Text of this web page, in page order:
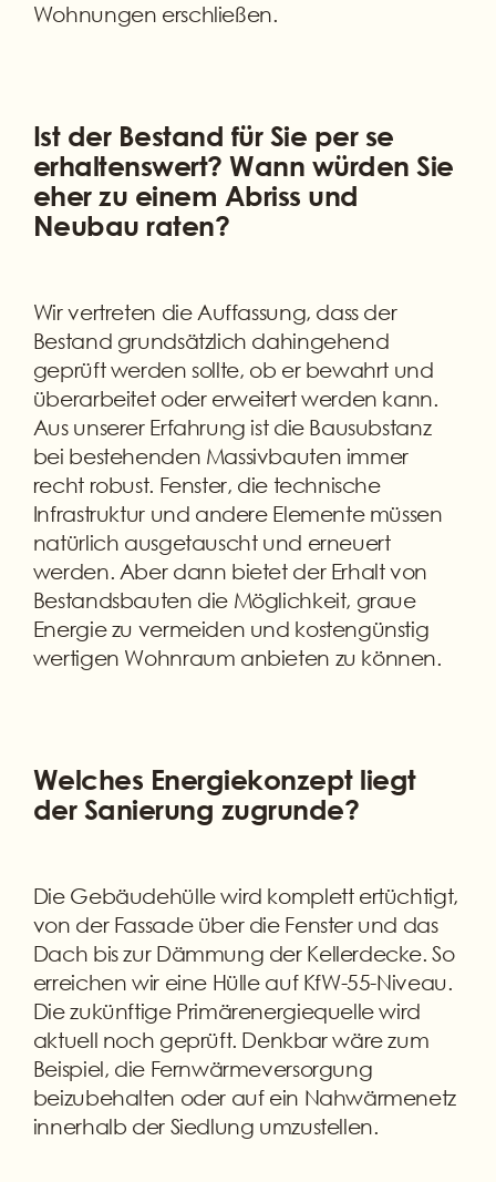
Wohnungen erschließen.
Ist der Bestand für Sie per se
erhaltenswert? Wann würden Sie
eher zu einem Abriss und
Neubau raten?
Wir vertreten die Auffassung, dass der
Bestand grundsätzlich dahingehend
geprüft werden sollte, ob er bewahrt und
überarbeitet oder erweitert werden kann.
Aus unserer Erfahrung ist die Bausubstanz
bei bestehenden Massivbauten immer
recht robust. Fenster, die technische
Infrastruktur und andere Elemente müssen
natürlich ausgetauscht und erneuert
werden. Aber dann bietet der Erhalt von
Bestandsbauten die Möglichkeit, graue
Energie zu vermeiden und kostengünstig
wertigen Wohnraum anbieten zu können.
Welches Energiekonzept liegt
der Sanierung zugrunde?
Die Gebäudehülle wird komplett ertüchtigt,
von der Fassade über die Fenster und das
Dach bis zur Dämmung der Kellerdecke. So
erreichen wir eine Hülle auf KfW-55-Niveau.
Die zukünftige Primärenergiequelle wird
aktuell noch geprüft. Denkbar wäre zum
Beispiel, die Fernwärmeversorgung
beizubehalten oder auf ein Nahwärmenetz
innerhalb der Siedlung umzustellen.